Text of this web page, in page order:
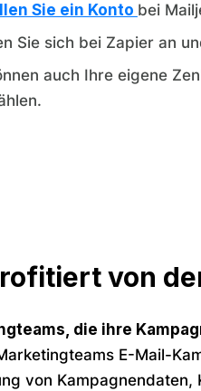
Sie ein Konto bei
Sie sich bei Zapier an
auch Ihre eigene
von
die ihre
E-Mail-
von Kampagnendaten,